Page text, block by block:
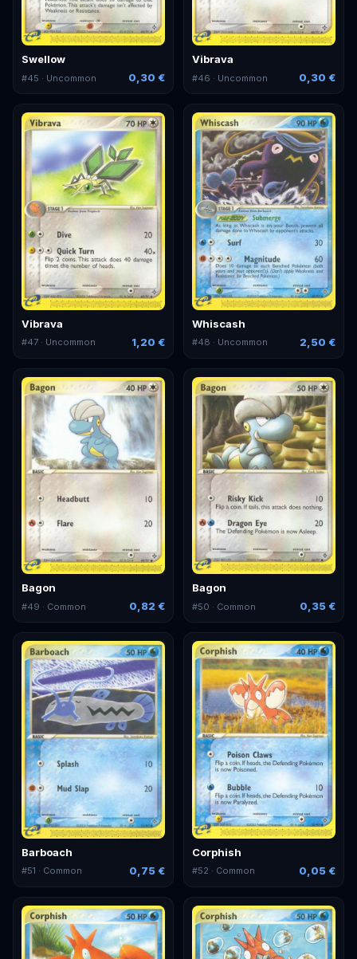
Swellow
#45 · Uncommon 0,30 €
Vibrava
#46 · Uncommon 0,30 €
Vibrava
#47 · Uncommon 1,20 €
Whiscash
#48 · Uncommon 2,50 €
Bagon
#49 · Common 0,82 €
Bagon
#50 · Common 0,35 €
Barboach
#51 · Common 0,75 €
Corphish
#52 · Common 0,05 €